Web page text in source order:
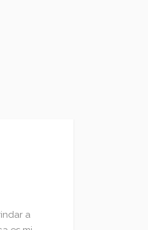
a